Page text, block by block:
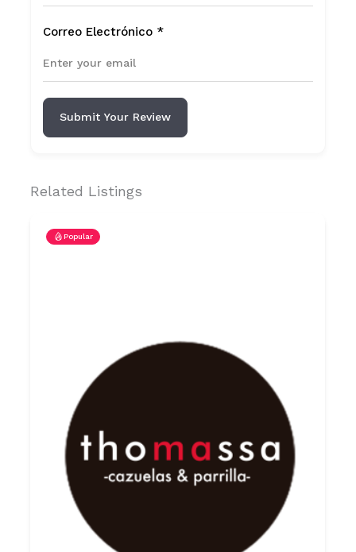
Correo Electrónico *
Submit Your Review
Related Listings
Popular